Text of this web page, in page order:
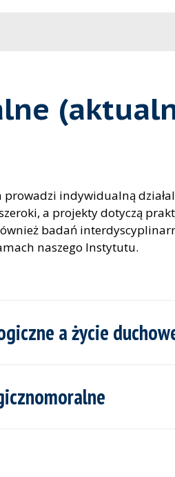
indywidualną
a projekty dotyczą
badań
naszego Instytutu.
a życie